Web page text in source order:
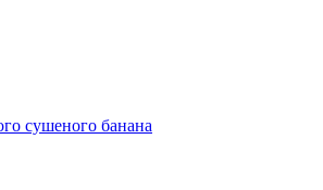
сушеного банана